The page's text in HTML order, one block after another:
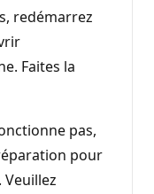
redémarrez
Faites la
pas,
pour